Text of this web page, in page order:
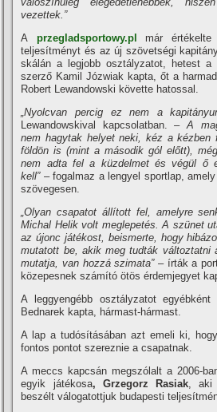
vezettek.”
A przegladsportowy.pl
már
teljesítményt és az új szövetségi
skálán a legjobb osztályzatot, hetest a
szerző Kamil Józwiak kapta, őt a
Robert Lewandowski követte hatossal.
„Nyolcvan percig ez nem a
Lewandowskival kapcsolatban.
– A
nem hagytak helyet neki, kéz a
földön is (mint a második gól előtt),
nem adta fel a küzdelmet és végül ő
kell”– fogalmaz a lengyel sportlap,
szövegesen.
„Olyan csapatot állított fel, amelyre
Michal Helik volt meglepetés. A szünet
az újonc játékost, beismerte, hogy
mutatott be, akik meg tudták változtatni
mutatja, van hozzá szimata”– írták a
közepesnek számító ötös érdemjegyet
A leggyengébb osztályzatot
Bednarek kapta, hármast-hármast.
A lap a tudósításában azt emeli ki,
fontos pontot szereznie a csapatnak.
A meccs kapcsán megszólalt a 2006-
egyik játékosa, Grzegorz Rasiak , aki
beszélt válogatottjuk budapesti